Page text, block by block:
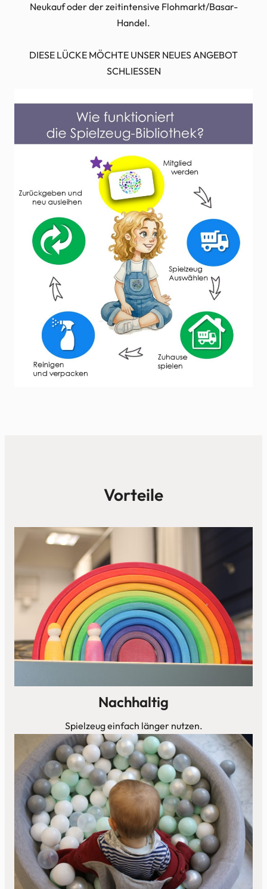
Neukauf oder der zeitintensive Flohmarkt/Basar-
Handel.
DIESE LÜCKE MÖCHTE UNSER NEUES ANGEBOT
SCHLIESSEN
Vorteile
Nachhaltig
Spielzeug einfach länger nutzen.